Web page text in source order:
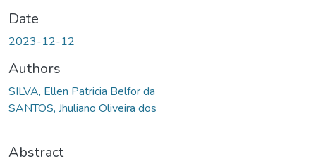
Date
2023-12-12
Authors
SILVA, Ellen Patricia Belfor da
SANTOS, Jhuliano Oliveira dos
Abstract